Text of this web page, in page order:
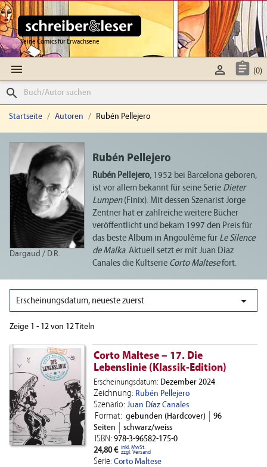
Feine Comics für Erwachsene
  (0)

search
Startseite Autoren Rubén Pellejero
Dargaud / D.R.
Rubén Pellejero
Rubén Pellejero, 1952 bei Barcelona geboren,
ist vor allem bekannt für seine Serie Dieter
Lumpen(Finix). Mit dessen Szenarist Jorge
Zentner hat er zahlreiche weitere Bücher
veröffentlicht und bekam 1997 den Preis für
das beste Album in Angoulême für Le Silence
de Malka. Aktuell setzt er mit Juan Diaz
Canales die Kultserie Corto Maltesefort.
Erscheinungsdatum, neueste zuerst 
Zeige 1 - 12 von 12 Titeln
Corto Maltese – 17. Die
Lebenslinie (Klassik-Edition)
Erscheinungsdatum: Dezember 2024
Zeichnung: Rubén Pellejero
Szenario: Juan Díaz Canales
Format: gebunden (Hardcover)
96
Seiten
schwarz/weiss
ISBN: 978-3-96582-175-0
24,80 € inkl. MwSt.
zzgl. Versand
Serie: Corto Maltese